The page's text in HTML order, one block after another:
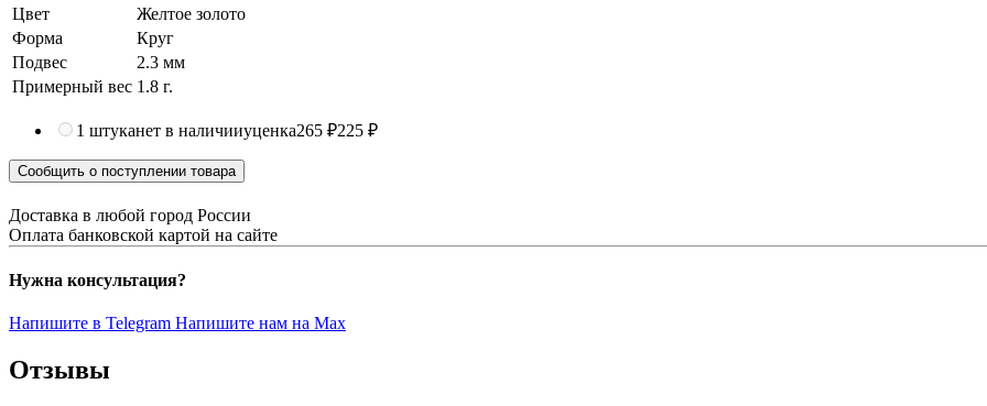
Цвет
Желтое золото
Форма
Круг
Подвес
2.3 мм
Примерный вес 1.8 г.
1 штуканет в наличииуценка265 ₽225 ₽
Сообщить о поступлении товара
Доставка в любой город России
Оплата банковской картой на сайте
Нужна консультация?
Напишите в Telegram Напишите нам на Max
Отзывы